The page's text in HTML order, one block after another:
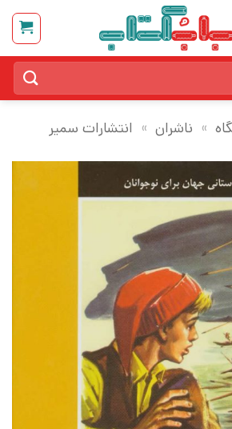
» ناشران » انتشارات سمیر